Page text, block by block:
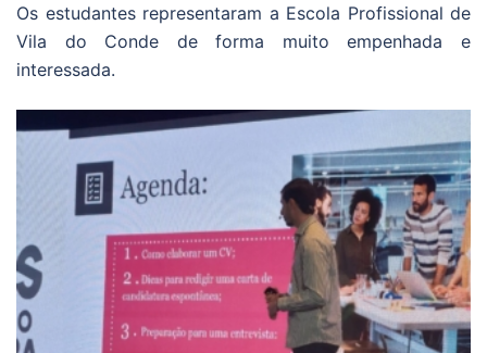
Os estudantes representaram a Escola Profissional de
Vila do Conde de forma muito empenhada e
interessada.